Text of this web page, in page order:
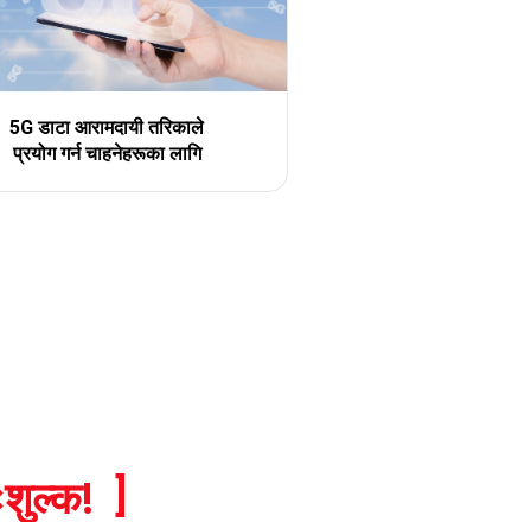
5G डाटा आरामदायी तरिकाले
प्रयोग गर्न चाहनेहरूका लागि